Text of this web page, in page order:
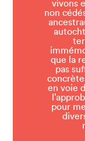
vivons
non
que la
pas
en voie
pour